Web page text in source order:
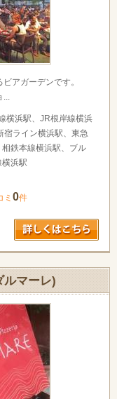
アガーデンです。
...
横浜駅、JR根岸線横浜
宿ライン横浜駅、東急
鉄本線横浜駅、ブル
浜駅
ミ 0件
マーレ)